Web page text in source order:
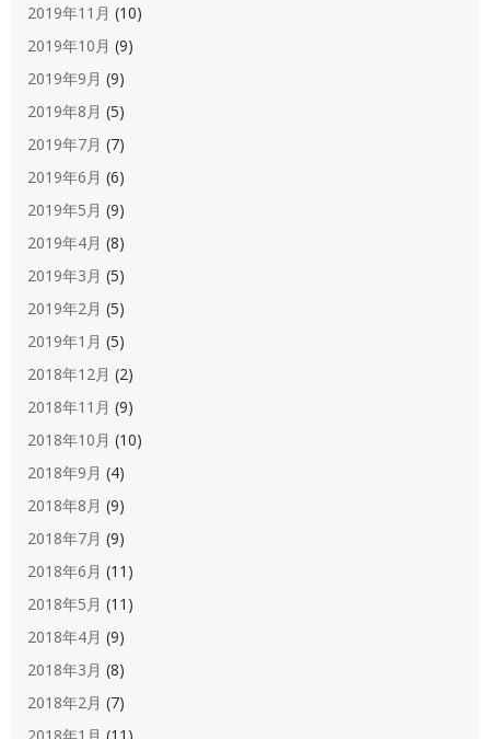
2019年11月 (10)
2019年10月 (9)
2019年9月 (9)
2019年8月 (5)
2019年7月 (7)
2019年6月 (6)
2019年5月 (9)
2019年4月 (8)
2019年3月 (5)
2019年2月 (5)
2019年1月 (5)
2018年12月 (2)
2018年11月 (9)
2018年10月 (10)
2018年9月 (4)
2018年8月 (9)
2018年7月 (9)
2018年6月 (11)
2018年5月 (11)
2018年4月 (9)
2018年3月 (8)
2018年2月 (7)